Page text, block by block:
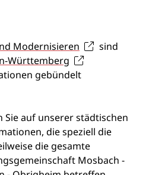
Modernisieren
sind
Württemberg
gebündelt
auf unserer städtischen
die speziell die
die gesamte
Mosbach -